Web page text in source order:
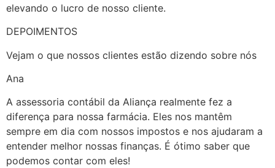
elevando o lucro de nosso cliente.
DEPOIMENTOS
Vejam o que nossos clientes estão dizendo sobre nós
Ana
A assessoria contábil da Aliança realmente fez a
diferença para nossa farmácia. Eles nos mantêm
sempre em dia com nossos impostos e nos ajudaram a
entender melhor nossas finanças. É ótimo saber que
podemos contar com eles!